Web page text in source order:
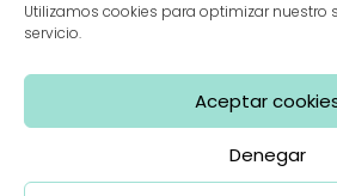
Utilizamos cookies para optimizar nuestro
servicio.
Aceptar
Denegar
Mama Limón | Todos los